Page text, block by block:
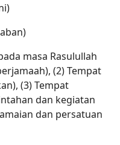
masa Rasulullah
(2) Tempat
(3) Tempat
dan kegiatan
dan persatuan